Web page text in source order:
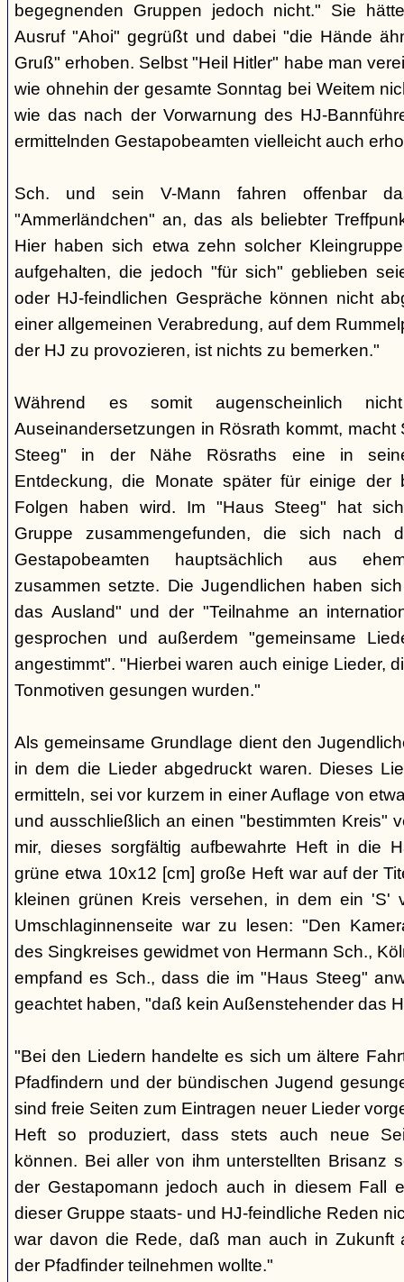
begegnenden Gruppen jedoch nicht." Sie
Ausruf "Ahoi" gegrüßt und dabei "die Hände
Gruß" erhoben. Selbst "Heil Hitler" habe man
wie ohnehin der gesamte Sonntag bei Weitem
wie das nach der Vorwarnung des HJ-
ermittelnden Gestapobeamten vielleicht auch
Sch. und sein V-Mann fahren offenbar
"Ammerländchen" an, das als beliebter
Hier haben sich etwa zehn solcher
aufgehalten, die jedoch "für sich" geblieben
oder HJ-feindlichen Gespräche können nicht
einer allgemeinen Verabredung, auf dem
der HJ zu provozieren, ist nichts zu bemerken."
Während es somit augenscheinlich
Auseinandersetzungen in Rösrath kommt, macht
Steeg" in der Nähe Rösraths eine in
Entdeckung, die Monate später für einige der
Folgen haben wird. Im "Haus Steeg" hat
Gruppe zusammengefunden, die sich nach
Gestapobeamten hauptsächlich aus
zusammen setzte. Die Jugendlichen haben
das Ausland" und der "Teilnahme an
gesprochen und außerdem "gemeinsame
angestimmt". "Hierbei waren auch einige Lieder,
Tonmotiven gesungen wurden."
Als gemeinsame Grundlage dient den
in dem die Lieder abgedruckt waren. Dieses
ermitteln, sei vor kurzem in einer Auflage von
und ausschließlich an einen "bestimmten Kreis"
mir, dieses sorgfältig aufbewahrte Heft in die
grüne etwa 10x12 [cm] große Heft war auf der
kleinen grünen Kreis versehen, in dem ein 'S'
Umschlaginnenseite war zu lesen: "Den
des Singkreises gewidmet von Hermann Sch.,
empfand es Sch., dass die im "Haus Steeg"
geachtet haben, "daß kein Außenstehender das
"Bei den Liedern handelte es sich um ältere
Pfadfindern und der bündischen Jugend
sind freie Seiten zum Eintragen neuer Lieder
Heft so produziert, dass stets auch neue
können. Bei aller von ihm unterstellten Brisanz
der Gestapomann jedoch auch in diesem Fall
dieser Gruppe staats- und HJ-feindliche Reden
war davon die Rede, daß man auch in Zukunft
der Pfadfinder teilnehmen wollte."